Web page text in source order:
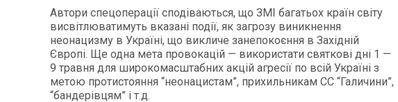
Автори спецоперації сподіваються, що ЗМІ багатьох країн світу
висвітлюватимуть вказані події, як загрозу виникнення
неонацизму в Україні, що викличе занепокоєння в Західній
Європі. Ще одна мета провокацій — використати святкові дні 1 —
9 травня для широкомасштабних акцій агресії по всій Україні з
метою протистояння “неонацистам”, прихильникам СС “Галичини”,
“бандерівцям” і т.д.